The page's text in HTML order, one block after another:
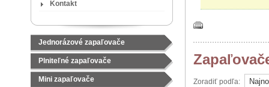
Kontakt
Jednorázové zapaľovače
Plniteľné zapaľovače
Mini zapaľovače Zoradiť podľa: